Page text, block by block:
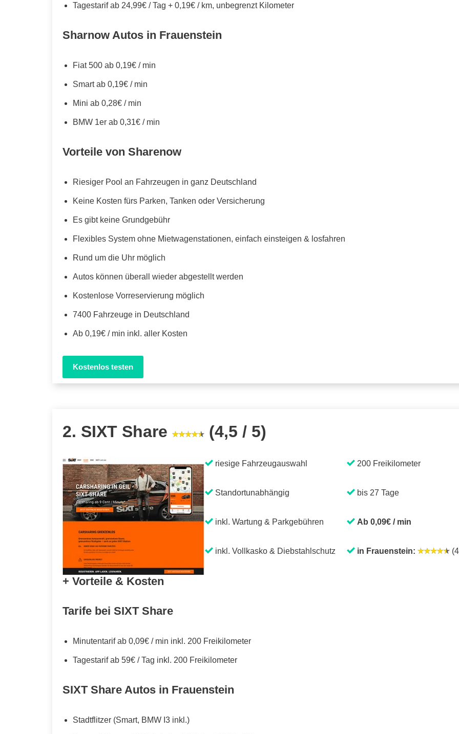
Tagestarif ab 24,99€ / Tag + 0,19€ / km, unbegrenzt Kilometer
Sharnow Autos in Frauenstein
Fiat 500 ab 0,19€ / min
Smart ab 0,19€ / min
Mini ab 0,28€ / min
BMW 1er ab 0,31€ / min
Vorteile von Sharenow
Riesiger Pool an Fahrzeugen in ganz Deutschland
Keine Kosten fürs Parken, Tanken oder Versicherung
Es gibt keine Grundgebühr
Flexibles System ohne Mietwagenstationen, einfach einsteigen & losfahren
Rund um die Uhr möglich
Autos können überall wieder abgestellt werden
Kostenlose Vorreservierung möglich
7400 Fahrzeuge in Deutschland
Ab 0,19€ / min inkl. aller Kosten
Kostenlos testen
2. SIXT Share (4,5 / 5)
riesige Fahrzeugauswahl
Standortunabhängig
inkl. Wartung & Parkgebühren
inkl. Vollkasko & Diebstahlschutz
200 Freikilometer
bis 27 Tage
Ab 0,09€ / min
in Frauenstein:
+ Vorteile & Kosten
Tarife bei SIXT Share
Minutentarif ab 0,09€ / min inkl. 200 Freikilometer
Tagestarif ab 59€ / Tag inkl. 200 Freikilometer
SIXT Share Autos in Frauenstein
Stadtflitzer (Smart, BMW I3 inkl.)